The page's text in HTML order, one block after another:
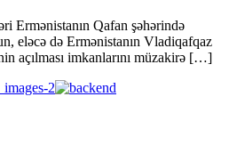
Ermənistanın Qafan şəhərində
eləcə də Ermənistanın Vladiqafqaz
açılması imkanlarını müzakirə […]